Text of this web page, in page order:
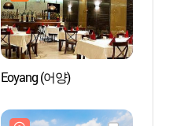
Eoyang (어양)